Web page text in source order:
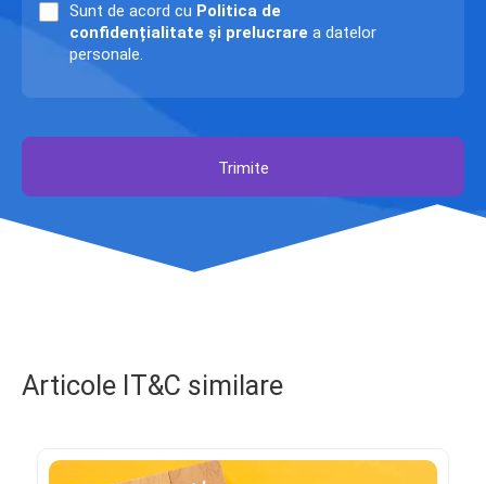
Sunt de acord cu Politica de
confidențialitate și prelucrare a datelor
personale.
Trimite
Articole IT&C similare